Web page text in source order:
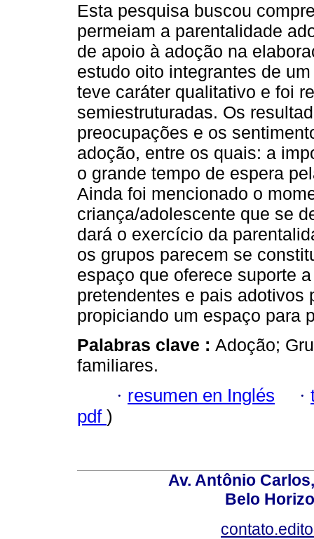
Esta pesquisa buscou
permeiam a parentalidade
de apoio à adoção na
estudo oito integrantes de
teve caráter qualitativo e foi
semiestruturadas. Os
preocupações e os
adoção, entre os quais: a
o grande tempo de espera
Ainda foi mencionado o
criança/adolescente que se
dará o exercício da
os grupos parecem se
espaço que oferece suporte
pretendentes e pais adotivos
propiciando um espaço para
Palabras clave : Adoção;
familiares.
· resumen en Inglés ·
pdf )
Av. Antônio
Belo